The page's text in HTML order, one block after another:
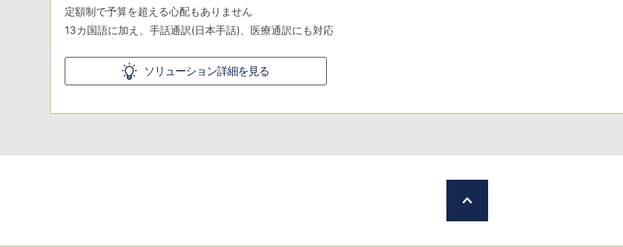
定額制で予算を超える心配もありません
13カ国語に加え、手話通訳(日本手話)、医療通訳にも対応
ソリューション詳細を見る